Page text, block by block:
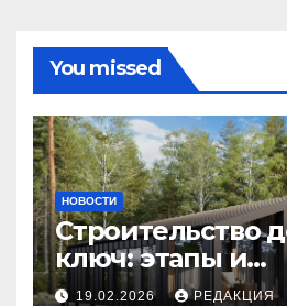
You missed
НОВОСТИ
Строительство
ключ: этапы и
планирование
19.02.2026 РЕДАКЦИЯ